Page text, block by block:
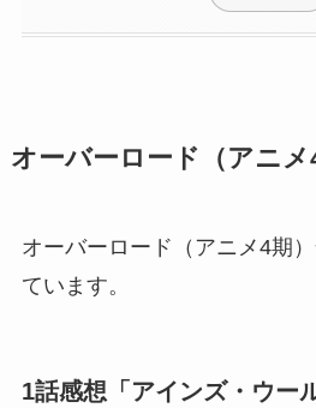
オーバーロード（アニメ
オーバーロード（アニメ4期
ています。
1話感想「アインズ・ウー